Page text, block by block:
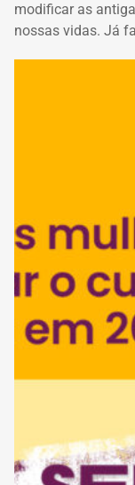
modificar as
nossas vidas. Já